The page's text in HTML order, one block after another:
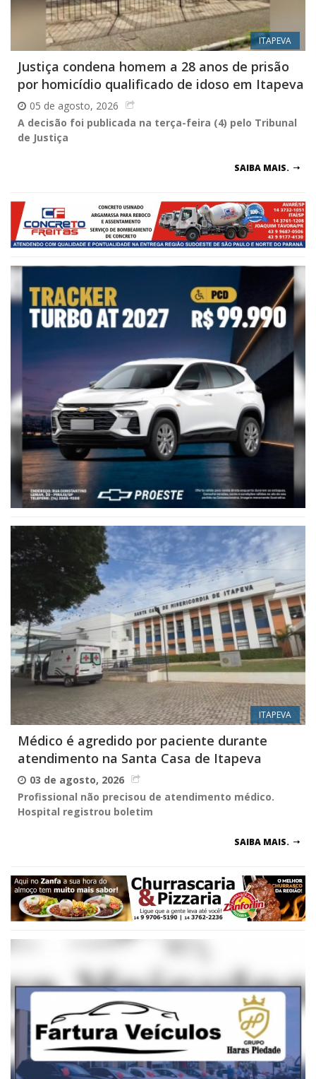
ITAPEVA
Justiça condena homem a 28 anos de prisão
por homicídio qualificado de idoso em Itapeva
05 de agosto, 2026
A decisão foi publicada na terça-feira (4) pelo Tribunal
de Justiça
SAIBA MAIS.
ITAPEVA
Médico é agredido por paciente durante
atendimento na Santa Casa de Itapeva
03 de agosto, 2026
Profissional não precisou de atendimento médico.
Hospital registrou boletim
SAIBA MAIS.